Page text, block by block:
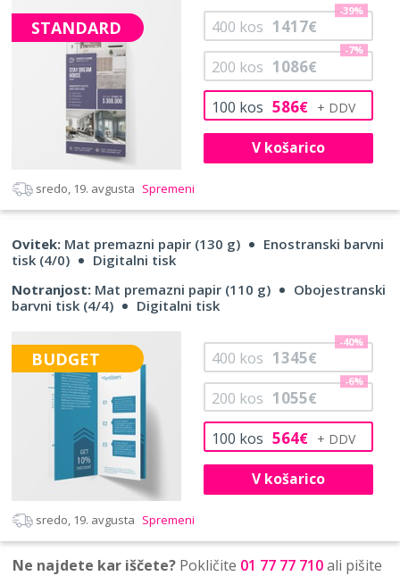
STANDARD
100 kos 586€
200 kos 1086€
-7%
400 kos 1417€
-39%
V košarico
sredo, 19. avgusta Spremeni
Ovitek: Mat premazni papir (130 g)
Enostranski barvni
tisk (4/0)
Digitalni tisk
Notranjost: Mat premazni papir (110 g)
Obojestranski
barvni tisk (4/4)
Digitalni tisk
BUDGET
100 kos 564€
200 kos 1055€
-6%
400 kos 1345€
-40%
V košarico
sredo, 19. avgusta Spremeni
Ne najdete kar iščete? Pokličite 01 77 77 710ali pišite